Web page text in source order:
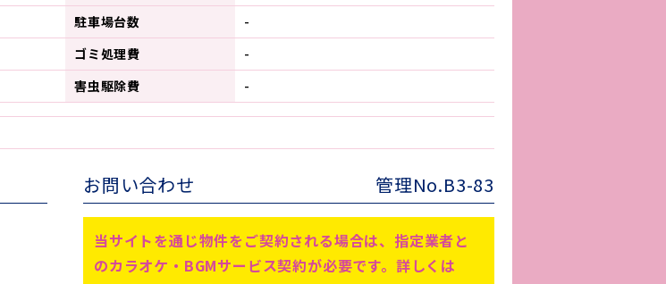
駐車場台数
-
ゴミ処理費
-
害虫駆除費
-
お問い合わせ 管理No.B3-83
当サイトを通じ物件をご契約される場合は、指定業者と
のカラオケ・BGMサービス契約が必要です。詳しくは